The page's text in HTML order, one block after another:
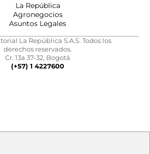
La República
Agronegocios
Asuntos Legales
La República S.A.S. Todos los
derechos reservados.
Cr. 13a 37-32, Bogotá
(+57) 1 4227600